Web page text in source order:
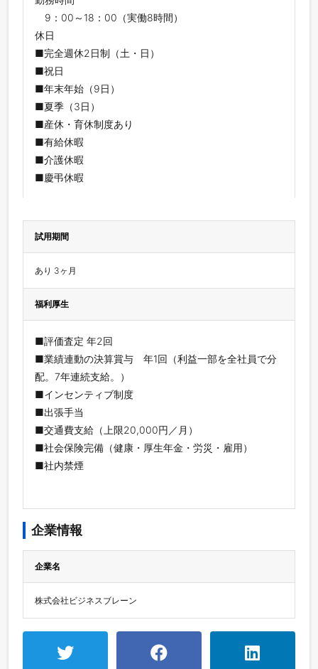
9：00～18：00（実働8時間）
休日
■完全週休2日制（土・日）
■祝日
■年末年始（9日）
■夏季（3日）
■産休・育休制度あり
■有給休暇
■介護休暇
■慶弔休暇
試用期間
あり 3ヶ月
福利厚生
■評価査定 年2回
■業績連動の決算賞与 年1回（利益一部を全社員で分
配。7年連続支給。）
■インセンティブ制度
■出張手当
■交通費支給（上限20,000円／月）
■社会保険完備（健康・厚生年金・労災・雇用）
■社内禁煙
企業情報
企業名
株式会社ビジネスブレーン